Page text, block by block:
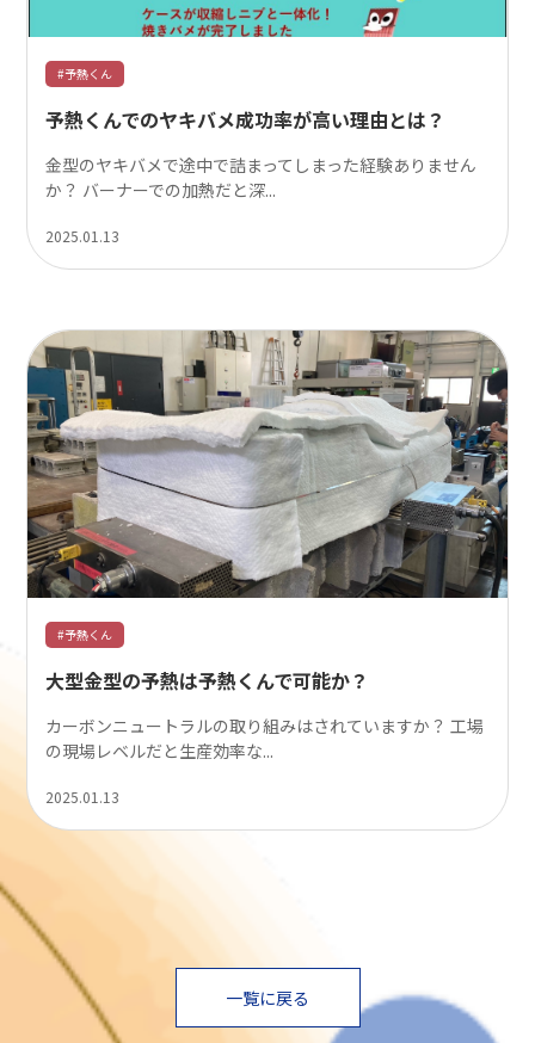
2025.01.13
#予熱くん
予熱くんでのヤキバメ成功率が高い理由とは？
金型のヤキバメで途中で詰まってしまった経験ありません
か？ バーナーでの加熱だと深...
2025.01.13
#予熱くん
大型金型の予熱は予熱くんで可能か？
カーボンニュートラルの取り組みはされていますか？ 工場
の現場レベルだと生産効率な...
一覧に戻る